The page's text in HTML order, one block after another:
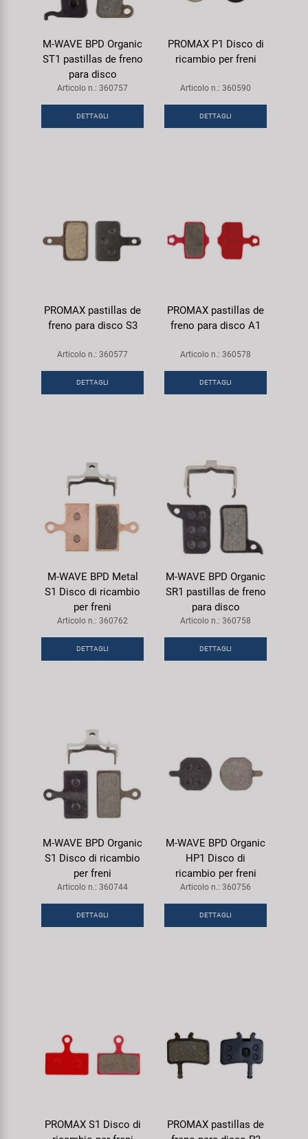
M-WAVE BPD Organic
ST1 pastillas de freno
para disco
Articolo n.: 360757
DETTAGLI
PROMAX P1 Disco di
ricambio per freni
Articolo n.: 360590
DETTAGLI
PROMAX pastillas de
freno para disco S3
Articolo n.: 360577
DETTAGLI
PROMAX pastillas de
freno para disco A1
Articolo n.: 360578
DETTAGLI
M-WAVE BPD Metal
S1 Disco di ricambio
per freni
Articolo n.: 360762
DETTAGLI
M-WAVE BPD Organic
SR1 pastillas de freno
para disco
Articolo n.: 360758
DETTAGLI
M-WAVE BPD Organic
S1 Disco di ricambio
per freni
Articolo n.: 360744
DETTAGLI
M-WAVE BPD Organic
HP1 Disco di
ricambio per freni
Articolo n.: 360756
DETTAGLI
PROMAX S1 Disco di
PROMAX pastillas de